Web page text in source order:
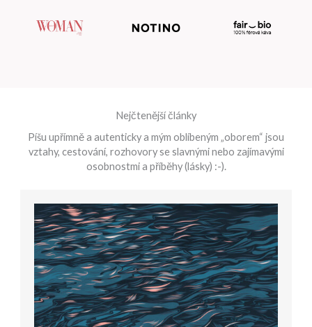
Nejčtenější články
Píšu upřímně a autenticky a mým oblíbeným „oborem“ jsou
vztahy, cestování, rozhovory se slavnými nebo zajímavými
osobnostmi a příběhy (lásky) :-).